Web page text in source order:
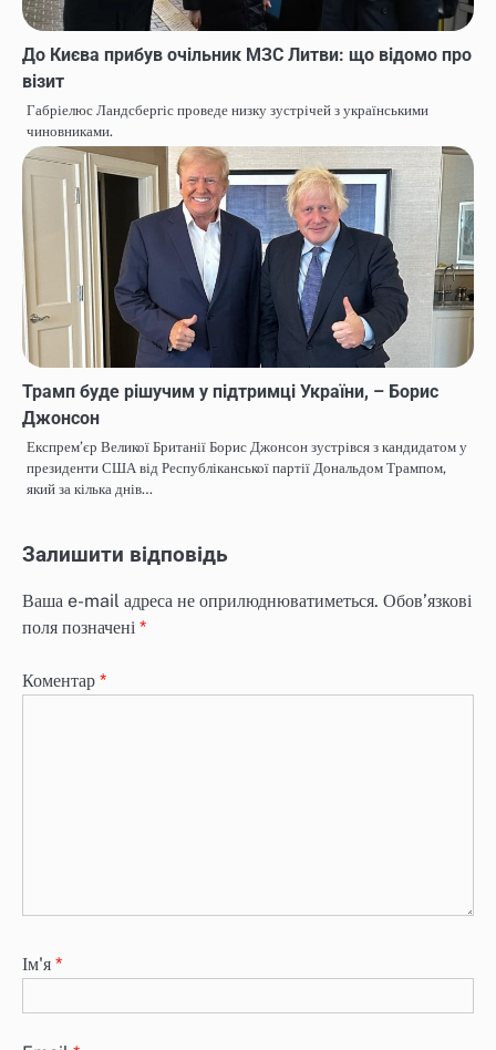
До Києва прибув очільник МЗС Литви: що відомо про
візит
Габріелюс Ландсбергіс проведе низку зустрічей з українськими
чиновниками.
Трамп буде рішучим у підтримці України, – Борис
Джонсон
Експрем’єр Великої Британії Борис Джонсон зустрівся з кандидатом у
президенти США від Республіканської партії Дональдом Трампом,
який за кілька днів…
Залишити відповідь
Ваша e-mail адреса не оприлюднюватиметься. Обов’язкові
поля позначені *
Коментар *
Ім'я *